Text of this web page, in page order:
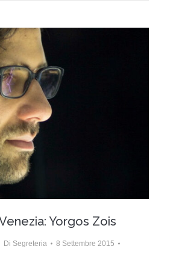
Yorgos Zois
Di Segreteria 8 Settembre 2015